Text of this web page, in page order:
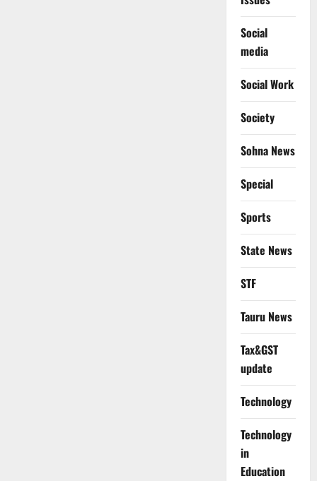
Social
media
Social Work
Society
Sohna News
Special
Sports
State News
STF
Tauru News
Tax&GST
update
Technology
Technology
in
Education